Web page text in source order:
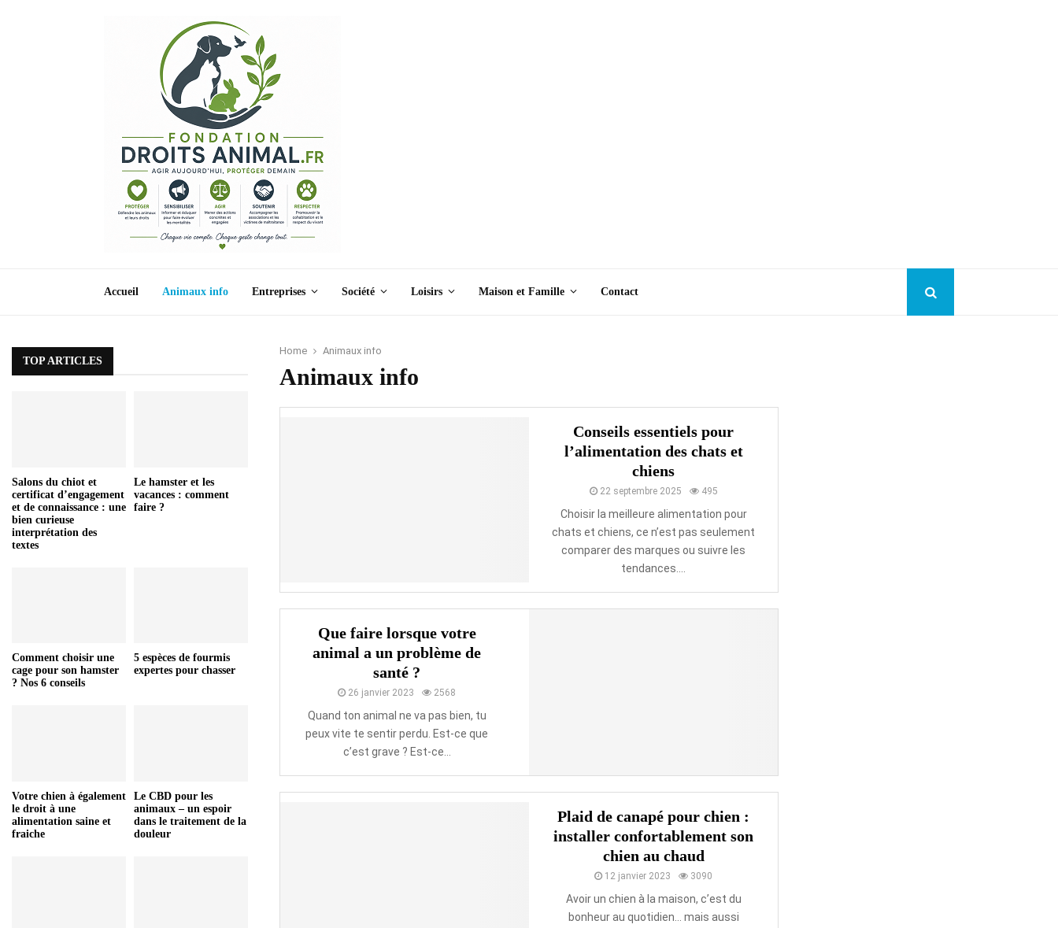
Accueil Animaux info Entreprises Société Loisirs Maison et Famille Contact
Home Animaux info
Animaux info
Conseils essentiels pour
l’alimentation des chats et
chiens
22 septembre 2025 495
Choisir la meilleure alimentation pour
chats et chiens, ce n’est pas seulement
comparer des marques ou suivre les
tendances....
Que faire lorsque votre
animal a un problème de
santé ?
26 janvier 2023 2568
Quand ton animal ne va pas bien, tu
peux vite te sentir perdu. Est-ce que
c’est grave ? Est-ce...
Plaid de canapé pour chien :
installer confortablement son
chien au chaud
12 janvier 2023 3090
Avoir un chien à la maison, c’est du
bonheur au quotidien… mais aussi
TOP ARTICLES
Salons du chiot et
certificat d’engagement
et de connaissance : une
bien curieuse
interprétation des
textes
Le hamster et les
vacances : comment
faire ?
Comment choisir une
cage pour son hamster
? Nos 6 conseils
5 espèces de fourmis
expertes pour chasser
Votre chien à également
le droit à une
alimentation saine et
fraiche
Le CBD pour les
animaux – un espoir
dans le traitement de la
douleur